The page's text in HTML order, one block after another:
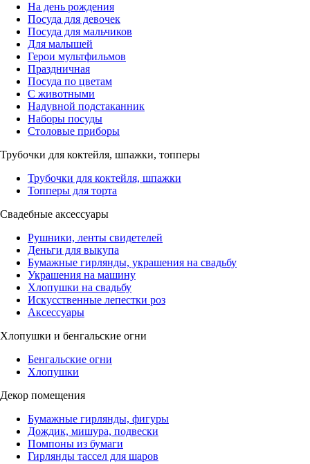
На день рождения
Посуда для девочек
Посуда для мальчиков
Для малышей
Герои мультфильмов
Праздничная
Посуда по цветам
С животными
Надувной подстаканник
Наборы посуды
Столовые приборы
Трубочки для коктейля, шпажки, топперы
Трубочки для коктейля, шпажки
Топперы для торта
Свадебные аксессуары
Рушники, ленты свидетелей
Деньги для выкупа
Бумажные гирлянды, украшения на свадьбу
Украшения на машину
Хлопушки на свадьбу
Искусственные лепестки роз
Аксессуары
Хлопушки и бенгальские огни
Бенгальские огни
Хлопушки
Декор помещения
Бумажные гирлянды, фигуры
Дождик, мишура, подвески
Помпоны из бумаги
Гирлянды тассел для шаров